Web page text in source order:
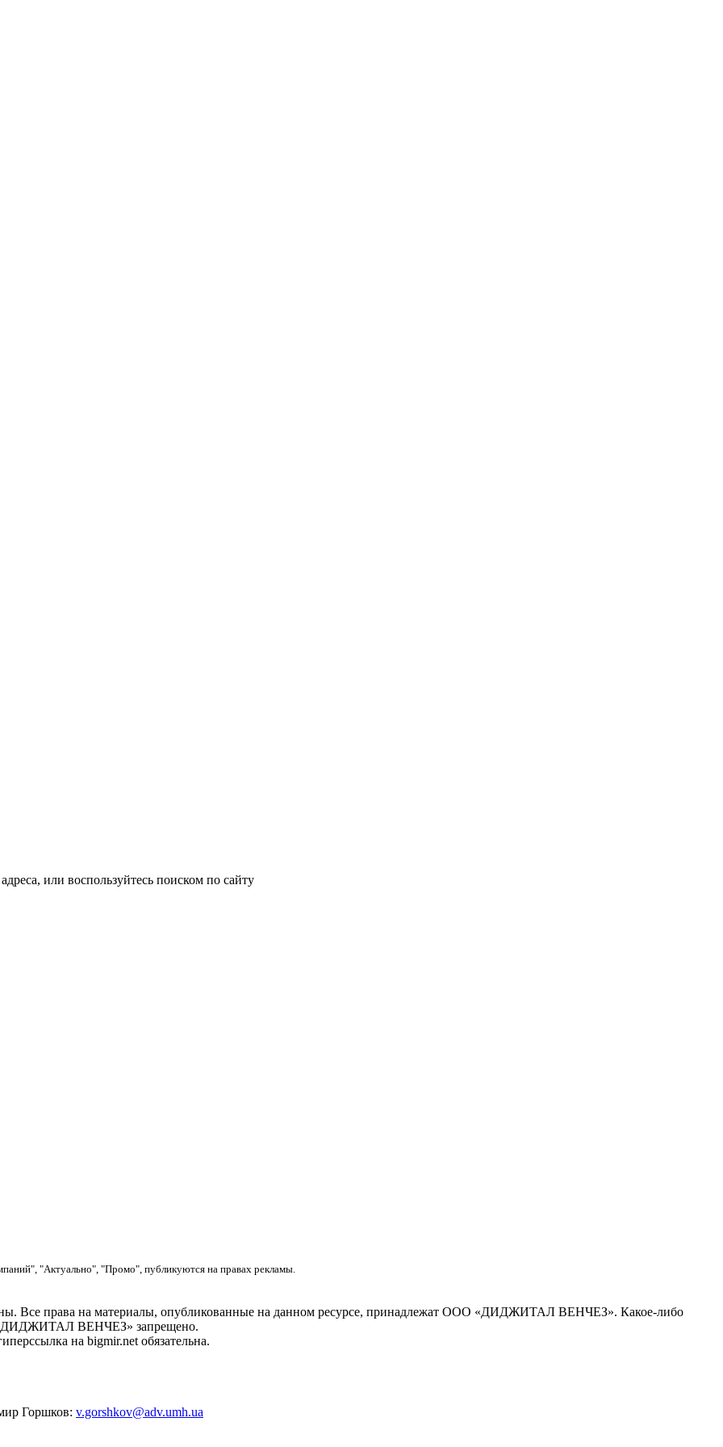
или воспользуйтесь поиском по сайту
"Актуально", "Промо", публикуются на правах рекламы.
права на материалы, опубликованные на данном ресурсе, принадлежат ООО «ДИДЖИТАЛ ВЕНЧЕЗ». Какое-либо
«ДИДЖИТАЛ ВЕНЧЕЗ» запрещено.
на bigmir.net обязательна.
Горшков: v.gorshkov@adv.umh.ua